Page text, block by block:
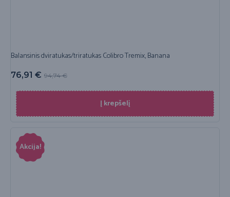
Balansinis dviratukas/triratukas Colibro Tremix, Banana
94,74€
76,91 €
Į krepšelį
Akcija!